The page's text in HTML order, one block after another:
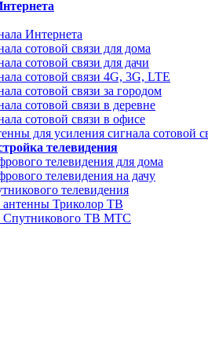
Интернета
сотовой связи для дома
сотовой связи для дачи
сотовой связи 4G, 3G, LTE
сотовой связи за городом
сотовой связи в деревне
сотовой связи в офисе
для усиления сигнала сотовой
телевидения
телевидения для дома
телевидения на дачу
телевидения
Триколор ТВ
Спутникового ТВ МТС